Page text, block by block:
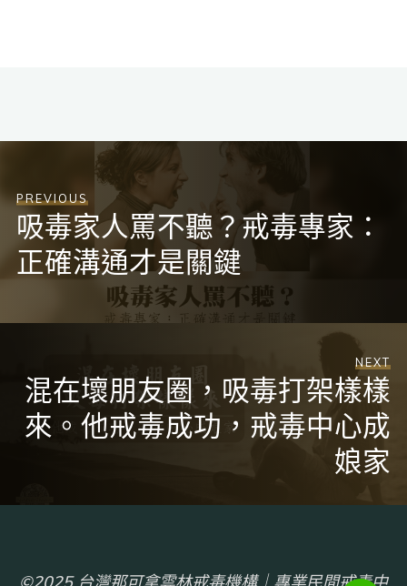
PREVIOUS
吸毒家人罵不聽？戒毒專家：
正確溝通才是關鍵
NEXT
混在壞朋友圈，吸毒打架樣樣
來。他戒毒成功，戒毒中心成
娘家